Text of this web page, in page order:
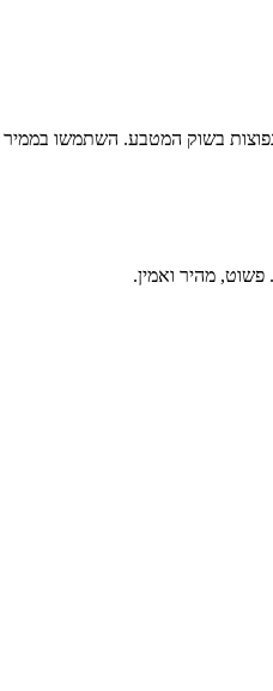
בשוק המטבע. השתמשו בממיר
מהיר ואמין.